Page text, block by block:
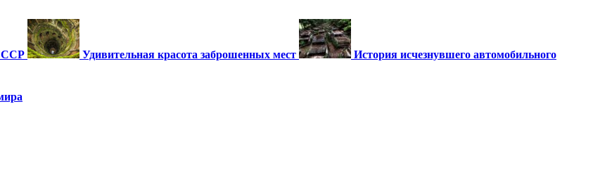
Удивительная красота заброшенных мест История исчезнувшего автомобильного